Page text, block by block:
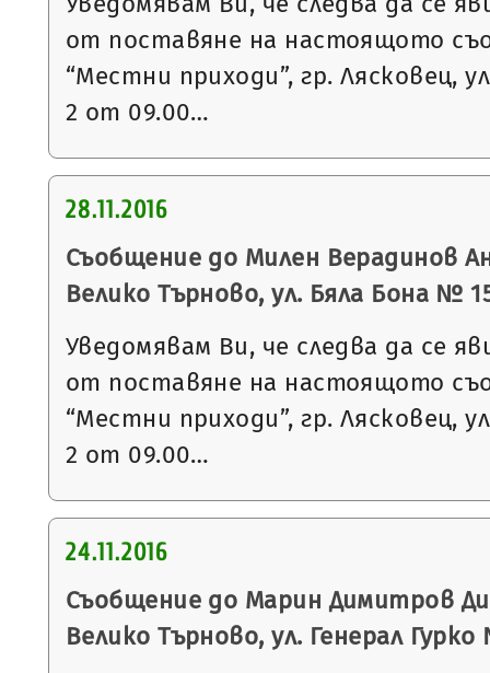
от поставяне на настоящото
“Местни приходи”, гр. Лясковец,
2 от 09.00…
28.11.2016
Съобщение до Милен Верадинов
Велико Търново, ул. Бяла Бона №
Уведомявам Ви, че следва да се
от поставяне на настоящото
“Местни приходи”, гр. Лясковец,
2 от 09.00…
24.11.2016
Съобщение до Марин Димитров
Велико Търново, ул. Генерал